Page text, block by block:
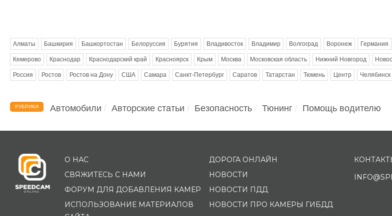
Алматы Башкирия Башкортостан Белоруссия Бурятия Владивосток Владимир Волгоград Воронеж Германия
Кемерово Краснодар Краснодарский край Красноярск Крым Москва Московская область Нижний Новгород
Россия Ростов Ростов на Дону США Самара Санкт-Петербург Саратов Татарстан Тюмень Центр Челябинск
РУБРИКИ Автомобили Авторские статьи Безопасность Тюнинг Помощь водителю
О НАС
СВЯЖИТЕСЬ С НАМИ
ФОРУМ ДЛЯ ДОБАВЛЕНИЯ КАМЕР
ИСПОЛЬЗОВАНИЕ МАТЕРИАЛОВ
ДОРОГА ОНЛАЙН
НОВОСТИ
НОВОСТИ ПДД
НОВОСТИ ПРО КАМЕРЫ ГИБДД